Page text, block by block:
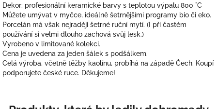
Dekor: profesionální keramické barvy s teplotou výpalu 800 °C
Můžete umývat v myčce, ideálně šetrnějšími programy bio či eko.
Porcelán má však nejraději šetrné ruční mytí. (I při častém
používání si velmi dlouho zachová svůj lesk.)
Vyrobeno v limitované kolekci.
Cena je uvedena za jeden šálek s podšálkem.
Celá výroba, včetně těžby kaolínu, probíhá na západě Čech. Koupí
podporujete české ruce. Děkujeme!